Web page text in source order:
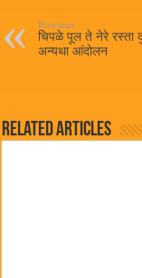
Previous
चिपळे पूल ते नेरे रस्ता
अन्यथा आंदोलन
Related Articles